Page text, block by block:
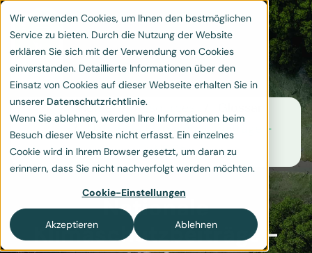
Wir verwenden Cookies, um Ihnen den bestmöglichen
Service zu bieten. Durch die Nutzung der Website
erklären Sie sich mit der Verwendung von Cookies
einverstanden. Detaillierte Informationen über den
Einsatz von Cookies auf dieser Webseite erhalten Sie in
unserer Datenschutzrichtlinie.
Wenn Sie ablehnen, werden Ihre Informationen beim
Besuch dieser Website nicht erfasst. Ein einzelnes
Cookie wird in Ihrem Browser gesetzt, um daran zu
erinnern, dass Sie nicht nachverfolgt werden möchten.
Cookie-Einstellungen
Akzeptieren Ablehnen
Home Resources
Nationale Klimaschutzbeiträge -
NDCs
Nationale
Klimaschutzbeiträge -